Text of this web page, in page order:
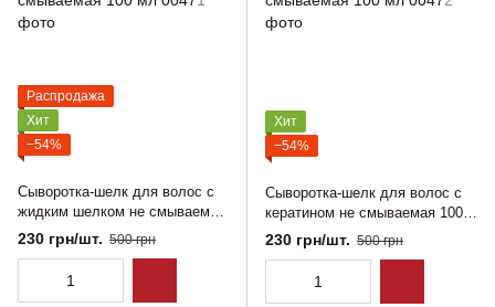
Распродажа
Хит
−54%
Сыворотка-шелк для волос с
жидким шелком не смываемая
100 мл
230 грн/шт. 500 грн
Хит
−54%
Сыворотка-шелк для волос с
кератином не смываемая 100
мл
230 грн/шт. 500 грн